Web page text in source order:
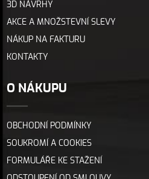
3D NÁVRHY
AKCE A MNOŽSTEVNÍ SLEVY
NÁKUP NA FAKTURU
KONTAKTY
O NÁKUPU
OBCHODNÍ PODMÍNKY
SOUKROMÍ A COOKIES
FORMULÁŘE KE STAŽENÍ